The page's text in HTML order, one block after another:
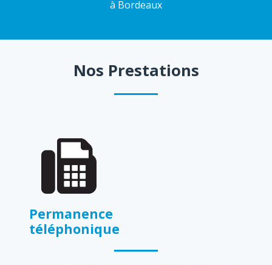
à Bordeaux
Nos Prestations
Permanence
téléphonique